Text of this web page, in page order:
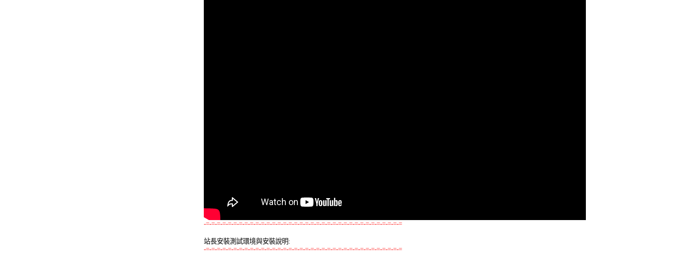
-=-=-=-=-=-=-=-=-=-=-=-=-=-=-=-=-=-=-=-=-=-=-=-=-=-=-=-=-=-=-=-=-=-=-=-=
站長安裝測試環境與安裝說明:
-=-=-=-=-=-=-=-=-=-=-=-=-=-=-=-=-=-=-=-=-=-=-=-=-=-=-=-=-=-=-=-=-=-=-=-=